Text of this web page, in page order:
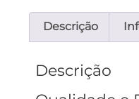
Descrição
Descrição